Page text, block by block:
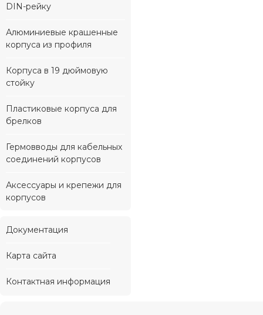
DIN-рейку
Алюминиевые крашенные
корпуса из профиля
Корпуса в 19 дюймовую
стойку
Пластиковые корпуса для
брелков
Гермовводы для кабельных
соединений корпусов
Аксессуары и крепежи для
корпусов
Документация
Карта сайта
Контактная информация